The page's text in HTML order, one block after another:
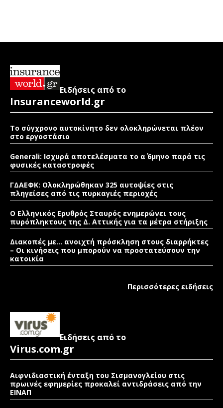
Ειδήσεις από το
Insuranceworld.gr
Το σύγχρονο αυτοκίνητο δεν ολοκληρώνεται πλέον
στο εργοστάσιο
Generali: Ισχυρά αποτελέσματα το α΄ 6μηνο παρά τις
φυσικές καταστροφές
ΓΔΑΕΦΚ: Ολοκληρώθηκαν 325 αυτοψίες στις
πληγείσες από τις πυρκαγιές περιοχές
Ο Ελληνικός Ερυθρός Σταυρός ενημερώνει τους
πυρόπληκτους της Δ. Αττικής για τα μέτρα στήριξης
Διακοπές με… ανοιχτή πρόσκληση στους διαρρήκτες
– Οι κινήσεις που μπορούν να προστατεύσουν την
κατοικία
Περισσότερες ειδήσεις
Ειδήσεις από το
Virus.com.gr
Αιφνιδιαστική ένταξη του Σισμανογλείου στις
πρωινές εφημερίες προκαλεί αντιδράσεις από την
ΕΙΝΑΠ